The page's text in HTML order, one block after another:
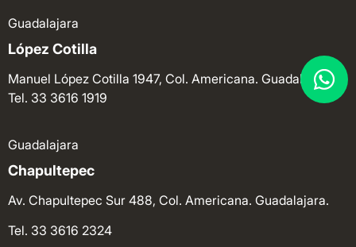
Guadalajara
López Cotilla
Manuel López Cotilla 1947, Col. Americana. Guadalajara.
Tel. 33 3616 1919
Guadalajara
Chapultepec
Av. Chapultepec Sur 488, Col. Americana. Guadalajara.
Tel. 33 3616 2324